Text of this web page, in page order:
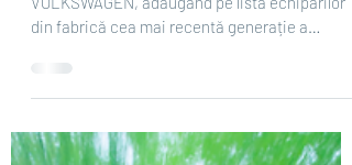
ZIEX ZE310 EC - 205/55 R16 91V
din fabrică cea mai recentă generație a
modelului...